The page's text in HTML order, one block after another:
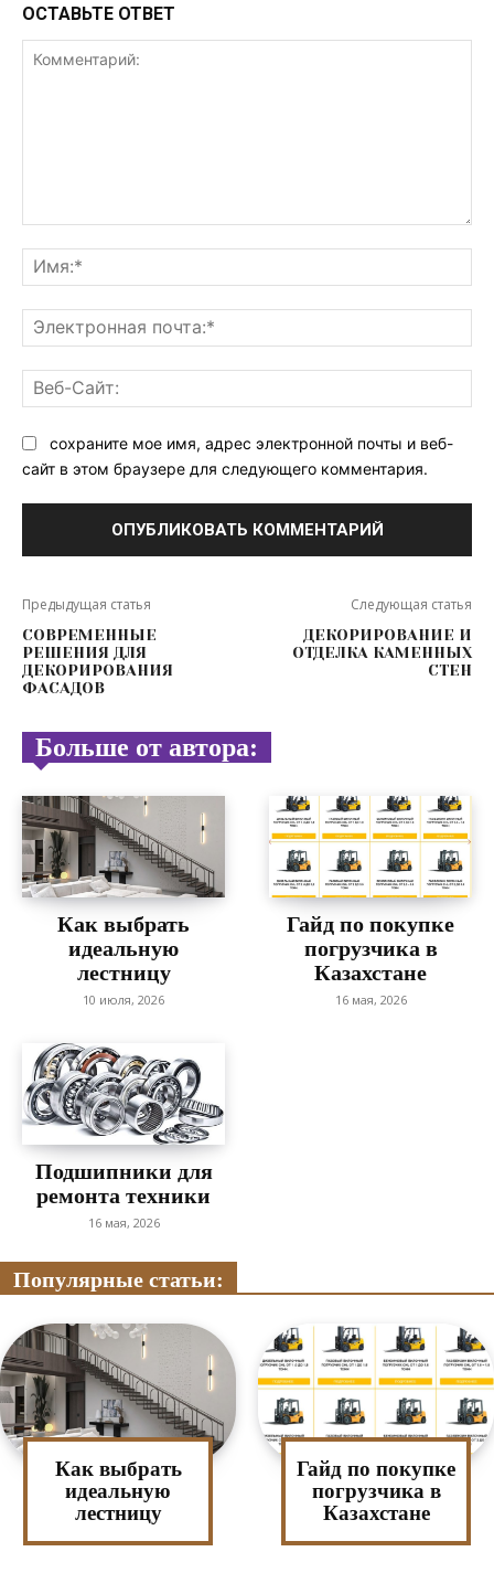
ОСТАВЬТЕ ОТВЕТ
сохраните мое имя, адрес электронной почты и веб-
сайт в этом браузере для следующего комментария.
Предыдущая статья
СОВРЕМЕННЫЕ
РЕШЕНИЯ ДЛЯ
ДЕКОРИРОВАНИЯ
ФАСАДОВ
Следующая статья
ДЕКОРИРОВАНИЕ И
ОТДЕЛКА КАМЕННЫХ
СТЕН
Больше от автора:
Как выбрать
идеальную
лестницу
10 июля, 2026
Гайд по покупке
погрузчика в
Казахстане
16 мая, 2026
Подшипники для
ремонта техники
16 мая, 2026
Популярные статьи:
Как выбрать
идеальную
лестницу
Гайд по покупке
погрузчика в
Казахстане